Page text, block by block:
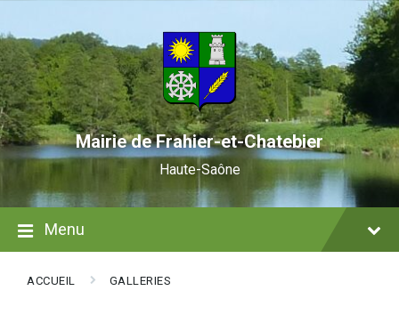
content
main
navigation
footer
Mairie de Frahier-et-Chatebier
Haute-Saône
Menu
ACCUEIL GALLERIES